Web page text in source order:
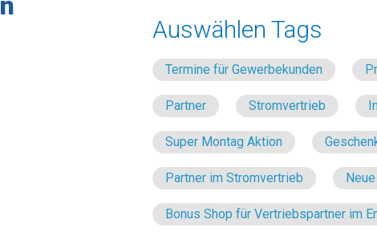
Auswählen Tags
Termine für Gewerbekunden
Partner Stromvertrieb
Super Montag Aktion
Partner im Stromvertrieb
Bonus Shop für Vertriebspartner im